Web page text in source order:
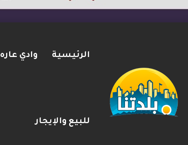
الرئيسية وادي عاره
للبيع والإيجار